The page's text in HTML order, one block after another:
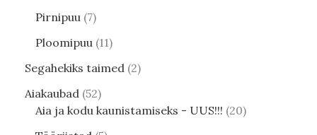
Pirnipuu 7
Ploomipuu 11
Segahekiks taimed 2
Aiakaubad 52
Aia ja kodu kaunistamiseks - UUS!!! 20